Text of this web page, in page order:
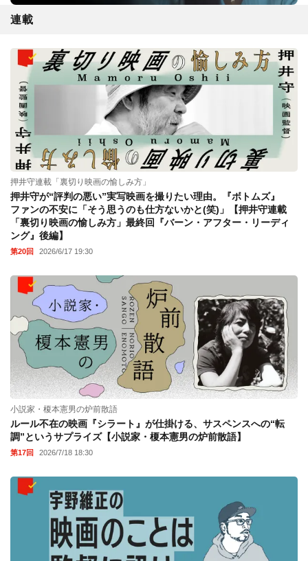
連載
押井守連載「裏切り映画の愉しみ方」
押井守が“評判の悪い”実写映画を撮りたい理由。『ボトムズ』
ファンの不安に「そう思うのも仕方ないかと(笑)」【押井守連載
「裏切り映画の愉しみ方」最終回『バーン・アフター・リーディ
ング』後編】
第20回 2026/6/17 19:30
小説家・榎本憲男の炉前散語
ルール不在の映画『シラート』が仕掛ける、サスペンスへの“転
調”というサプライズ【小説家・榎本憲男の炉前散語】
第17回 2026/7/18 18:30